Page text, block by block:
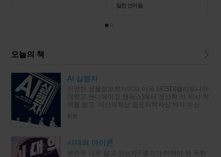
밀한 언어들
오늘의 책
AI 실행자
저명한 생물정보학자이자 미국 UCSD(캘리포니아
대학교 샌디에이고 캠퍼스)에서 전산학 석·박사 학
위를 받고 ‘아산의학상 젊은의학자상’까지 수상한
저자가, 해일처럼 밀려온 AI 앞에서 자신의 가치가
한범
시대의 아이콘
본연의 나로 살고 있는가? 평가가 미덕이 된 듯한